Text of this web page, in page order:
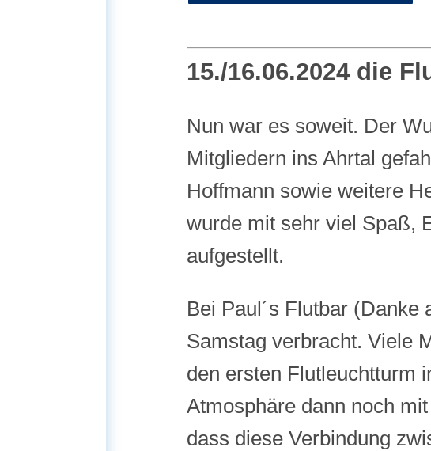
15./16.06.2024 die
Nun war es soweit. Der
Mitgliedern ins Ahrtal
Hoffmann sowie weitere
wurde mit sehr viel Spaß,
aufgestellt.
Bei Paul´s Flutbar
Samstag verbracht. Viele
den ersten Flutleuchtturm
Atmosphäre dann noch
dass diese Verbindung